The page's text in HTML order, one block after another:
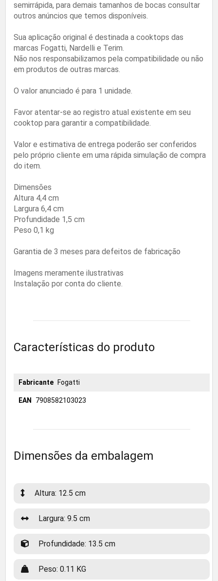
semirrápida, para demais tamanhos de bocas consultar
outros anúncios que temos disponíveis.
Sua aplicação original é destinada a cooktops das
marcas Fogatti, Nardelli e Terim.
Não nos responsabilizamos pela compatibilidade ou não
em produtos de outras marcas.
O valor anunciado é para 1 unidade.
Favor atentar-se ao registro atual existente em seu
cooktop para garantir a compatibilidade.
Valor e estimativa de entrega poderão ser conferidos
pelo próprio cliente em uma rápida simulação de compra
do item.
Dimensões
Altura 4,4 cm
Largura 6,4 cm
Profundidade 1,5 cm
Peso 0,1 kg
Garantia de 3 meses para defeitos de fabricação
Imagens meramente ilustrativas
Instalação por conta do cliente.
Características do produto
Fabricante Fogatti
EAN 7908582103023
Dimensões da embalagem
Altura: 12.5 cm
Largura: 9.5 cm
Profundidade: 13.5 cm
Peso: 0.11 KG